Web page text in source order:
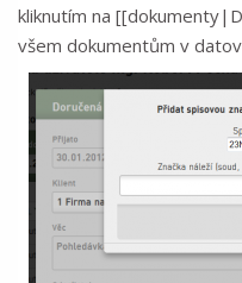
kliknutím na
všem dokumentům v